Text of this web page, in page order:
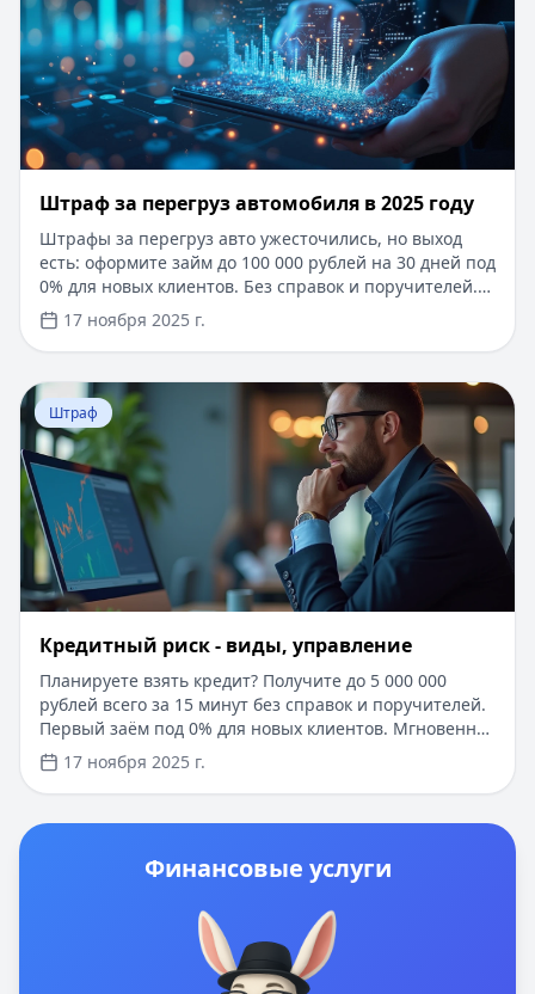
Штраф за перегруз автомобиля в 2025 году
Штрафы за перегруз авто ужесточились, но выход
есть: оформите займ до 100 000 рублей на 30 дней под
0% для новых клиентов. Без справок и поручителей.
Решение за 5 минут — погасите штрафы без
задержек! Используйте современные технологии и
знание законов, чтобы избежать проблем на дорогах.
17 ноября 2025 г.
Перейти к статье: Кредитный риск - виды, управление
Штраф
Кредитный риск - виды, управление
Планируете взять кредит? Получите до 5 000 000
рублей всего за 15 минут без справок и поручителей.
Первый заём под 0% для новых клиентов. Мгновенное
одобрение онлайн по паспорту, деньги на карту
любого банка. Узнайте, как правильно оценить свои
возможности и выбрать оптимальные условия
кредитования в нашем подробном руководстве по
17 ноября 2025 г.
Финансовые услуги